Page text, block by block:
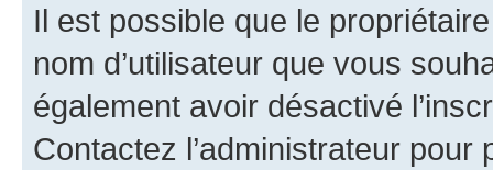
Il est possible que le
nom d’utilisateur que vous
également avoir désactivé
Contactez l’administrateur